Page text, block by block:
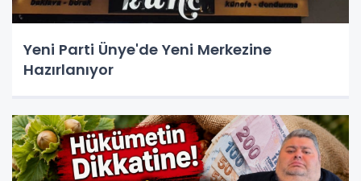
Yeni Parti Ünye'de Yeni Merkezine
Hazırlanıyor